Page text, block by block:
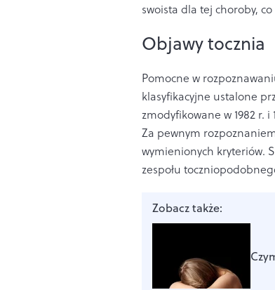
swoista dla tej choroby,
Objawy tocznia
Pomocne w
klasyfikacyjne ustalone
zmodyfikowane w 1982 r. i
Za pewnym
wymienionych kryteriów.
zespołu
Zobacz także: